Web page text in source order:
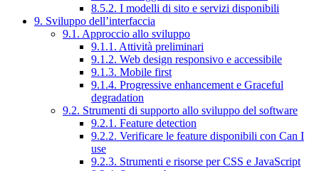
8.5.2. I modelli di sito e servizi disponibili
9. Sviluppo dell’interfaccia
9.1. Approccio allo sviluppo
9.1.1. Attività preliminari
9.1.2. Web design responsivo e accessibile
9.1.3. Mobile first
9.1.4. Progressive enhancement e Graceful
degradation
9.2. Strumenti di supporto allo sviluppo del software
9.2.1. Feature detection
9.2.2. Verificare le feature disponibili con Can I
use
9.2.3. Strumenti e risorse per CSS e JavaScript